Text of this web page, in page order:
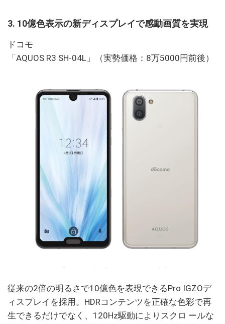
3. 10億色表示の新ディスプレイで感動画質を実現
ドコモ
「AQUOS R3 SH-04L」（実勢価格：8万5000円前後）
従来の2倍の明るさで10億色を表現できるPro IGZOデ
ィスプレイを採用。HDRコンテンツを正確な色彩で再
生できるだけでなく、120Hz駆動によりスクロ ールな